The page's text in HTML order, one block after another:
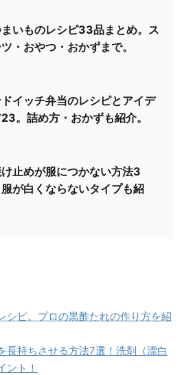
まいものレシピ33品まとめ。ス
・おやつ・おかずまで。
イッチ弁当のレシピとアイデ
。詰め方・おかずも紹介。
け止めが服につかない方法3
が白くならないタイプも紹
シピ。プロの黒酢たれの作り方を紹
長持ちさせる方法7選！洗剤（漂白
ント！